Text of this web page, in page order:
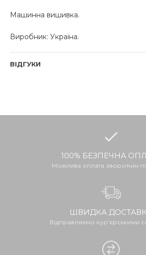
Машинна вишивка.
Виробник: Україна.
ВІДГУКИ
100% БЕЗПЕЧНА
Можлива оплата зворотнім
ШВИДКА
Відправляємо кур'єрськими